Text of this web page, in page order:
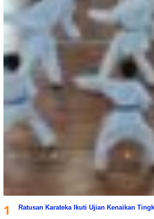
1 Ratusan Karateka Ikuti Ujian Kenaikan